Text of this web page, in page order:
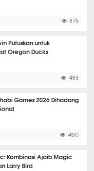
875
Putuskan untuk
Oregon Ducks
485
Games 2026 Dihadang
460
Kombinasi Ajaib Magic
Larry Bird